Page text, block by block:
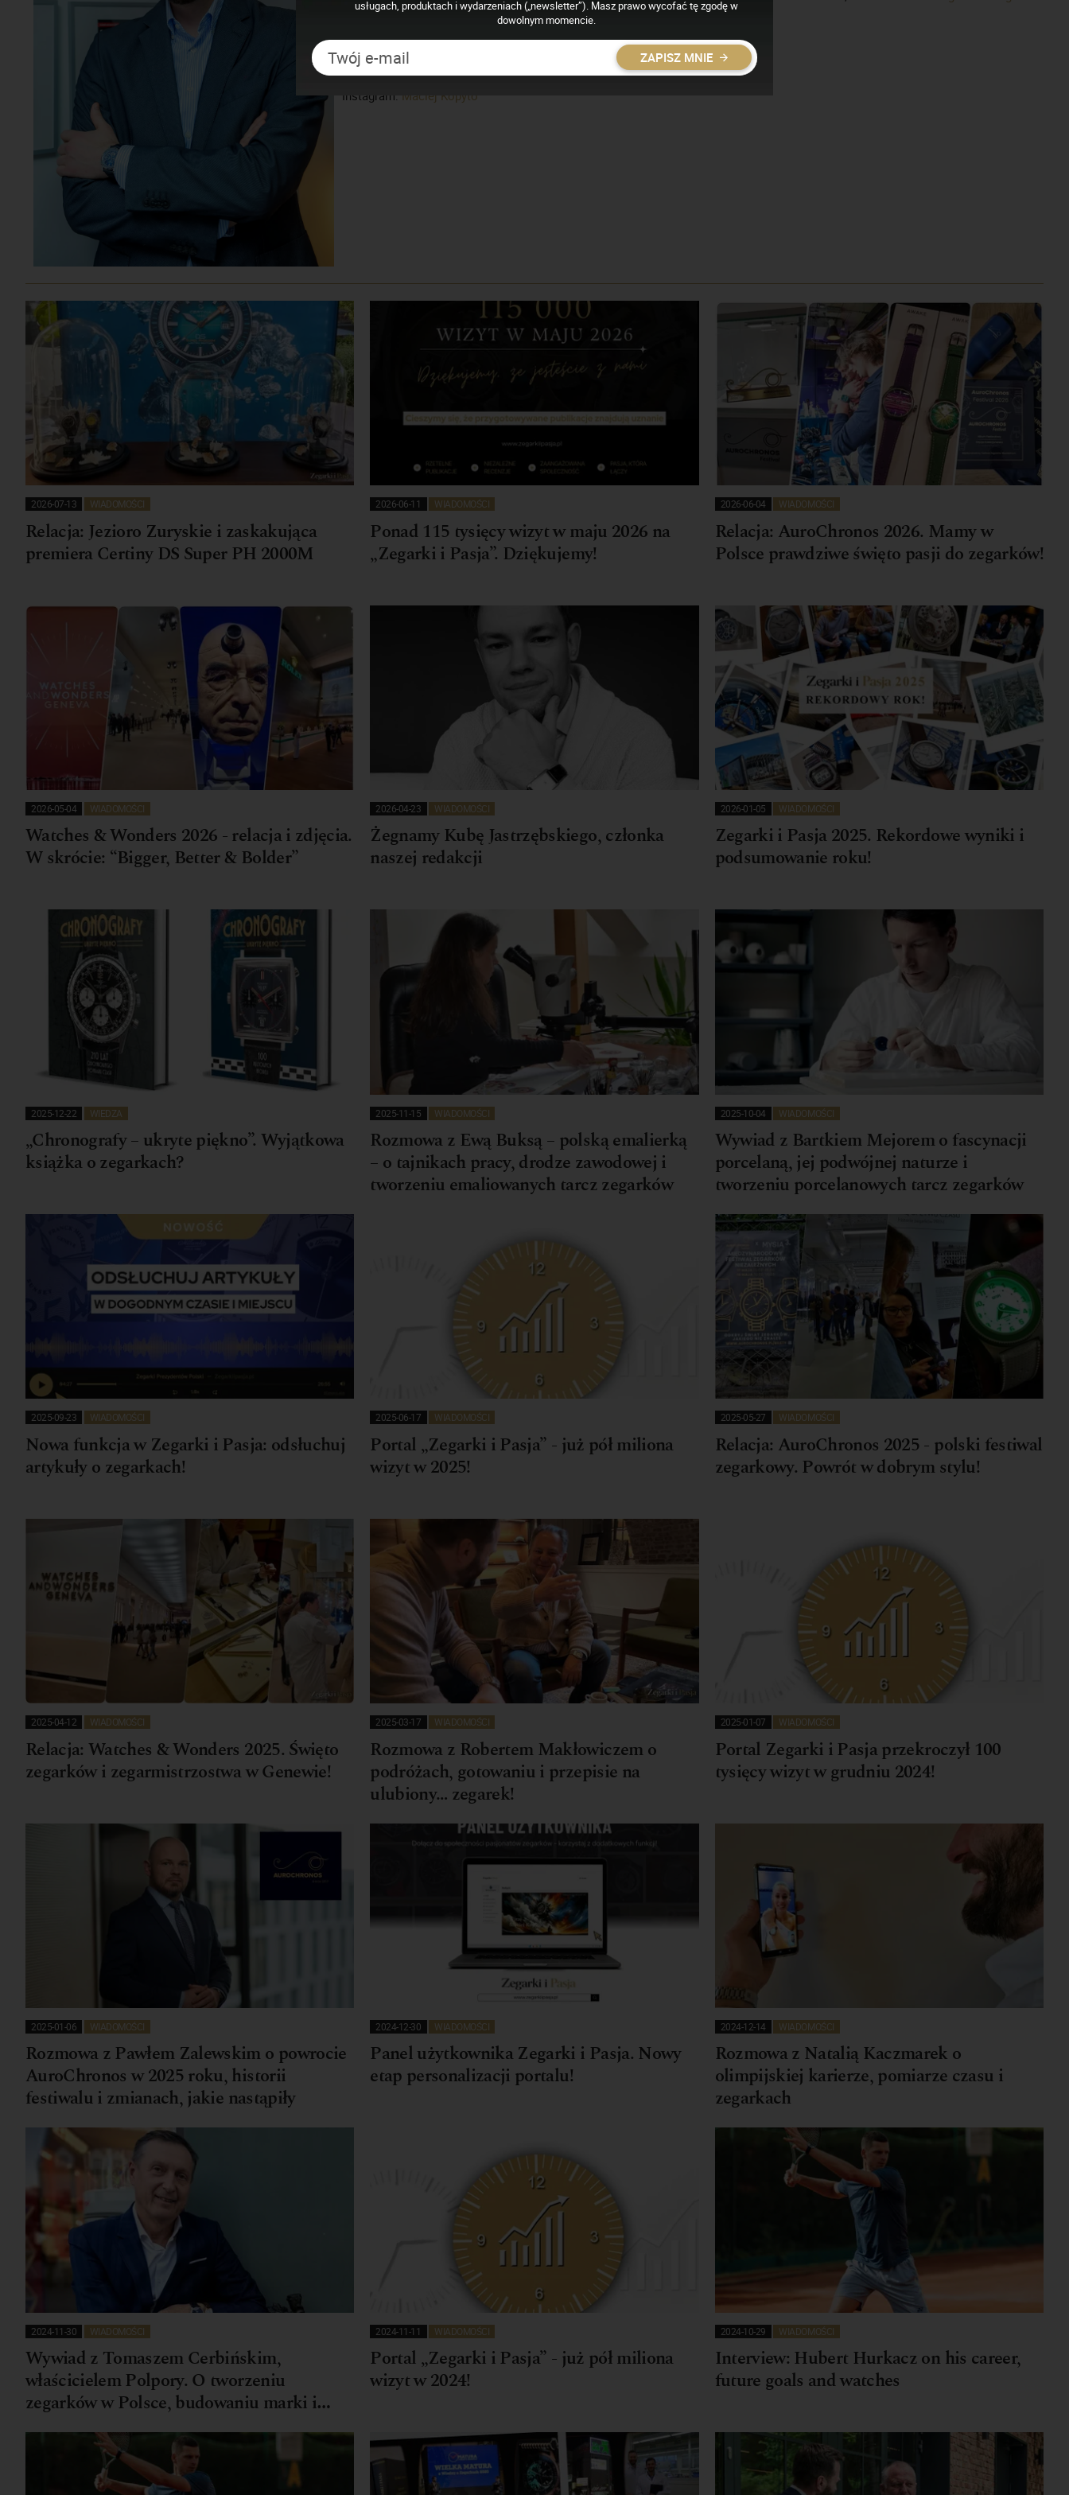
portalu.
Prywatnie tata Mai i mąż. A także miłośnik psów, oraz aktywności fizycznej.
Kontakt: maciej.kopyto(@)zegarkiipasja.pl
Instagram:
Maciej Kopyto
2026-07-13 WIADOMOŚCI
Relacja: Jezioro Zuryskie i zaskakująca
premiera Certiny DS Super PH 2000M
2026-06-11 WIADOMOŚCI
Ponad 115 tysięcy wizyt w maju 2026 na
„Zegarki i Pasja”. Dziękujemy!
2026-06-04 WIADOMOŚCI
Relacja: AuroChronos 2026. Mamy w
Polsce prawdziwe święto pasji do zegarków!
2026-05-04 WIADOMOŚCI
Watches & Wonders 2026 - relacja i zdjęcia.
W skrócie: “Bigger, Better & Bolder”
2026-04-23 WIADOMOŚCI
Żegnamy Kubę Jastrzębskiego, członka
naszej redakcji
2026-01-05 WIADOMOŚCI
Zegarki i Pasja 2025. Rekordowe wyniki i
podsumowanie roku!
2025-12-22 WIEDZA
„Chronografy – ukryte piękno”. Wyjątkowa
książka o zegarkach?
2025-11-15 WIADOMOŚCI
Rozmowa z Ewą Buksą – polską emalierką
– o tajnikach pracy, drodze zawodowej i
tworzeniu emaliowanych tarcz zegarków
2025-10-04 WIADOMOŚCI
Wywiad z Bartkiem Mejorem o fascynacji
porcelaną, jej podwójnej naturze i
tworzeniu porcelanowych tarcz zegarków
2025-09-23 WIADOMOŚCI
Nowa funkcja w Zegarki i Pasja: odsłuchuj
artykuły o zegarkach!
2025-06-17 WIADOMOŚCI
Portal „Zegarki i Pasja” - już pół miliona
wizyt w 2025!
2025-05-27 WIADOMOŚCI
Relacja: AuroChronos 2025 - polski festiwal
zegarkowy. Powrót w dobrym stylu!
2025-04-12 WIADOMOŚCI
Relacja: Watches & Wonders 2025. Święto
zegarków i zegarmistrzostwa w Genewie!
2025-03-17 WIADOMOŚCI
Rozmowa z Robertem Makłowiczem o
podróżach, gotowaniu i przepisie na
ulubiony… zegarek!
2025-01-07 WIADOMOŚCI
Portal Zegarki i Pasja przekroczył 100
tysięcy wizyt w grudniu 2024!
2025-01-06 WIADOMOŚCI
Rozmowa z Pawłem Zalewskim o powrocie
AuroChronos w 2025 roku, historii
festiwalu i zmianach, jakie nastąpiły
2024-12-30 WIADOMOŚCI
Panel użytkownika Zegarki i Pasja. Nowy
etap personalizacji portalu!
2024-12-14 WIADOMOŚCI
Rozmowa z Natalią Kaczmarek o
olimpijskiej karierze, pomiarze czasu i
zegarkach
2024-11-30 WIADOMOŚCI
Wywiad z Tomaszem Cerbińskim,
właścicielem Polpory. O tworzeniu
zegarków w Polsce, budowaniu marki i
2024-11-11 WIADOMOŚCI
Portal „Zegarki i Pasja” - już pół miliona
wizyt w 2024!
2024-10-29 WIADOMOŚCI
Interview: Hubert Hurkacz on his career,
future goals and watches
usługach, produktach i wydarzeniach („newsletter”). Masz prawo wycofać tę zgodę w
dowolnym momencie.
ZAPISZ MNIE